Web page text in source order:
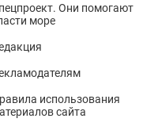
Они помогают
море
использования
сайта